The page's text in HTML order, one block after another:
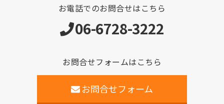
お電話でのお問合せはこちら
06-6728-3222
お問合せフォームはこちら
お問合せフォーム